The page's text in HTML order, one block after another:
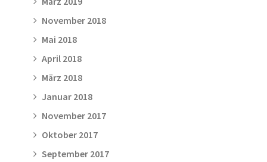
November 2018
Mai 2018
April 2018
März 2018
Januar 2018
November 2017
Oktober 2017
September 2017